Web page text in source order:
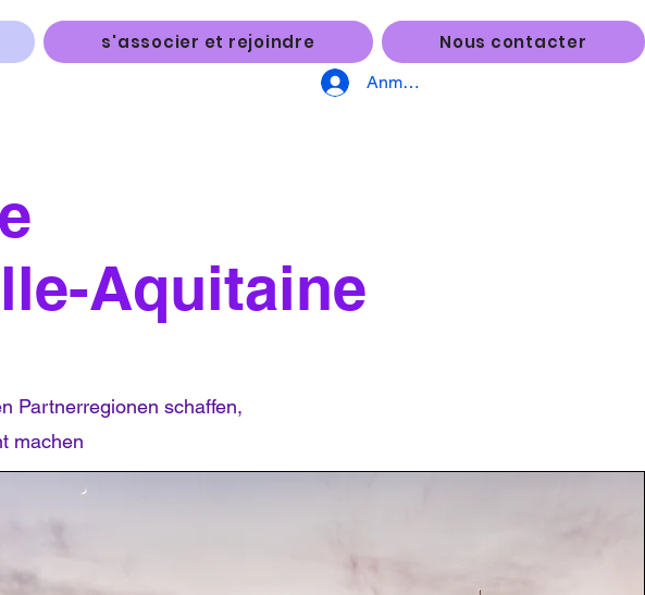
s'associer et rejoindre Nous contacter
Anmelden
Aquitaine
Partnerregionen schaffen,
machen